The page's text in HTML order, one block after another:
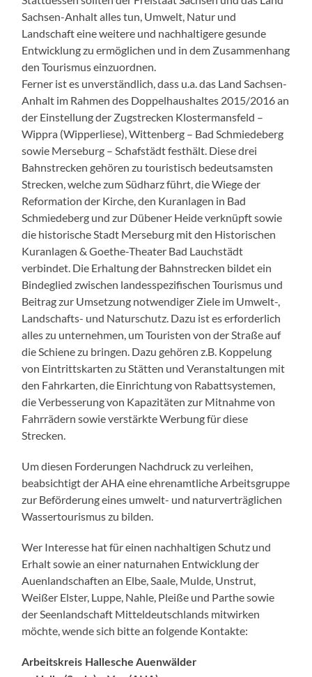
Sachsen-Anhalt alles tun, Umwelt, Natur und
Landschaft eine weitere und nachhaltigere gesunde
Entwicklung zu ermöglichen und in dem Zusammenhang
den Tourismus einzuordnen.
Ferner ist es unverständlich, dass u.a. das Land Sachsen-
Anhalt im Rahmen des Doppelhaushaltes 2015/2016 an
der Einstellung der Zugstrecken Klostermansfeld –
Wippra (Wipperliese), Wittenberg – Bad Schmiedeberg
sowie Merseburg – Schafstädt festhält. Diese drei
Bahnstrecken gehören zu touristisch bedeutsamsten
Strecken, welche zum Südharz führt, die Wiege der
Reformation der Kirche, den Kuranlagen in Bad
Schmiedeberg und zur Dübener Heide verknüpft sowie
die historische Stadt Merseburg mit den Historischen
Kuranlagen & Goethe-Theater Bad Lauchstädt
verbindet. Die Erhaltung der Bahnstrecken bildet ein
Bindeglied zwischen landesspezifischen Tourismus und
Beitrag zur Umsetzung notwendiger Ziele im Umwelt-,
Landschafts- und Naturschutz. Dazu ist es erforderlich
alles zu unternehmen, um Touristen von der Straße auf
die Schiene zu bringen. Dazu gehören z.B. Koppelung
von Eintrittskarten zu Stätten und Veranstaltungen mit
den Fahrkarten, die Einrichtung von Rabattsystemen,
die Verbesserung von Kapazitäten zur Mitnahme von
Fahrrädern sowie verstärkte Werbung für diese
Strecken.
Um diesen Forderungen Nachdruck zu verleihen,
beabsichtigt der AHA eine ehrenamtliche Arbeitsgruppe
zur Beförderung eines umwelt- und naturverträglichen
Wassertourismus zu bilden.
Wer Interesse hat für einen nachhaltigen Schutz und
Erhalt sowie an einer naturnahen Entwicklung der
Auenlandschaften an Elbe, Saale, Mulde, Unstrut,
Weißer Elster, Luppe, Nahle, Pleiße und Parthe sowie
der Seenlandschaft Mitteldeutschlands mitwirken
möchte, wende sich bitte an folgende Kontakte:
Arbeitskreis Hallesche Auenwälder